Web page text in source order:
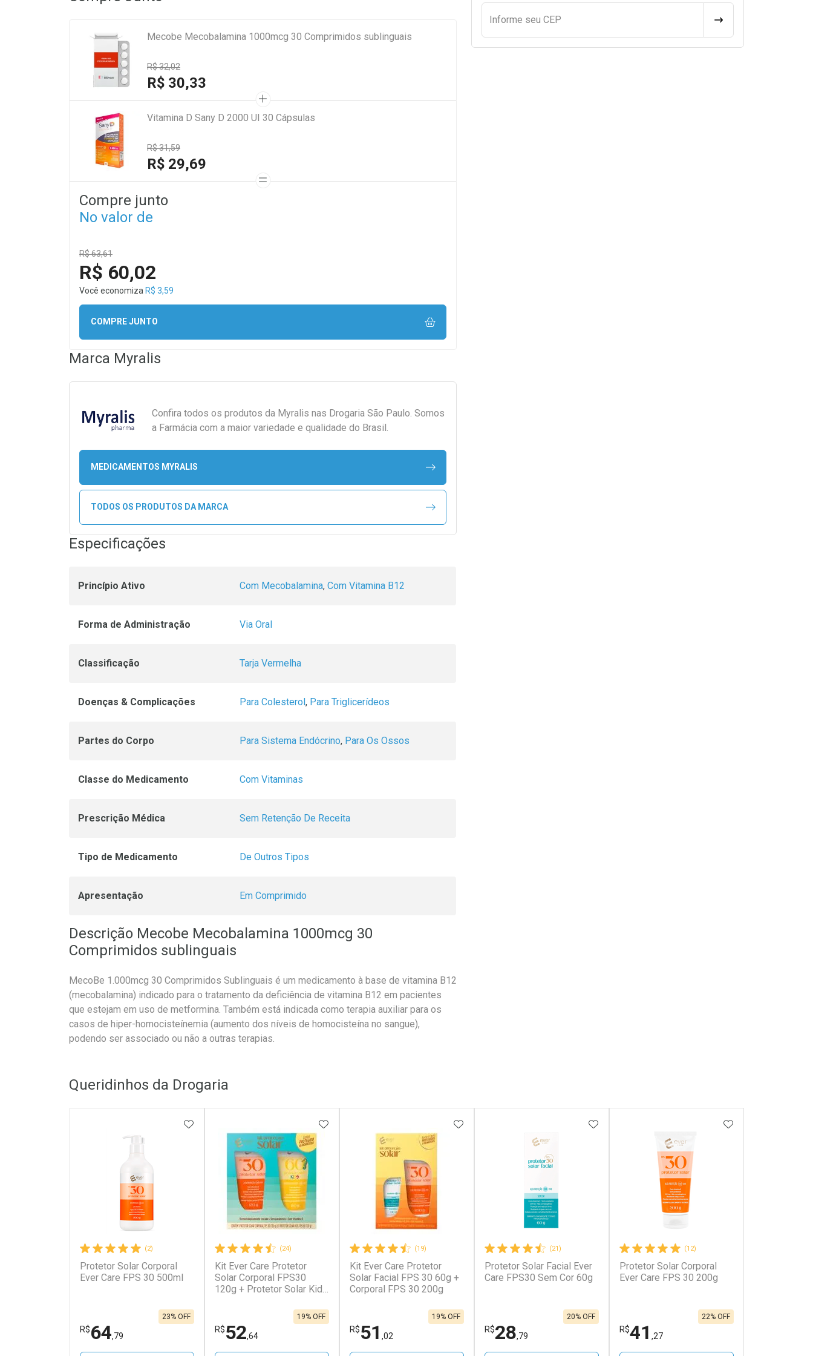
Informe seu CEP CALCULAR FRETE
Mecobe Mecobalamina 1000mcg 30 Comprimidos sublinguais
R$ 32,02
R$ 30,33
Vitamina D Sany D 2000 UI 30 Cápsulas
R$ 31,59
R$ 29,69
Compre junto
No valor de
R$ 63,61
R$ 60,02
Você economiza R$ 3,59
COMPRE JUNTO
Marca Myralis
Confira todos os produtos da Myralis nas Drogaria São Paulo. Somos
a Farmácia com a maior variedade e qualidade do Brasil.
MEDICAMENTOS MYRALIS
TODOS OS PRODUTOS DA MARCA
Especificações
Princípio Ativo Com Mecobalamina, Com Vitamina B12
Forma de Administração Via Oral
Classificação Tarja Vermelha
Doenças & Complicações Para Colesterol, Para Triglicerídeos
Partes do Corpo Para Sistema Endócrino, Para Os Ossos
Classe do Medicamento Com Vitaminas
Prescrição Médica Sem Retenção De Receita
Tipo de Medicamento De Outros Tipos
Apresentação Em Comprimido
Descrição Mecobe Mecobalamina 1000mcg 30
Comprimidos sublinguais
MecoBe 1.000mcg 30 Comprimidos Sublinguais é um medicamento à base de vitamina B12
(mecobalamina) indicado para o tratamento da deficiência de vitamina B12 em pacientes
que estejam em uso de metformina. Também está indicada como terapia auxiliar para os
casos de hiper-homocisteínemia (aumento dos níveis de homocisteína no sangue),
podendo ser associado ou não a outras terapias.
Queridinhos da Drogaria
(2)
Protetor Solar Corporal
Ever Care FPS 30 500ml
R$64,79
23% OFF
ADICIONAR AOS FAVORITOS
(24)
Kit Ever Care Protetor
Solar Corporal FPS30
120g + Protetor Solar Kids
R$52,64
19% OFF
ADICIONAR AOS FAVORITOS
(19)
Kit Ever Care Protetor
Solar Facial FPS 30 60g +
Corporal FPS 30 200g
R$51 ,02
19% OFF
ADICIONAR AOS FAVORITOS
(21)
Protetor Solar Facial Ever
Care FPS30 Sem Cor 60g
R$28,79
20% OFF
ADICIONAR AOS FAVORITOS
(12)
Protetor Solar Corporal
Ever Care FPS 30 200g
R$41 ,27
22% OFF
ADICIONAR AOS